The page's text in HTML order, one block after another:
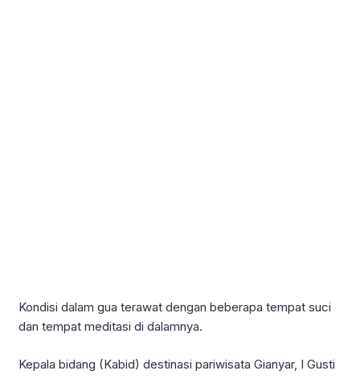
Kondisi dalam gua terawat dengan beberapa tempat suci
dan tempat meditasi di dalamnya.
Kepala bidang (Kabid) destinasi pariwisata Gianyar, I Gusti